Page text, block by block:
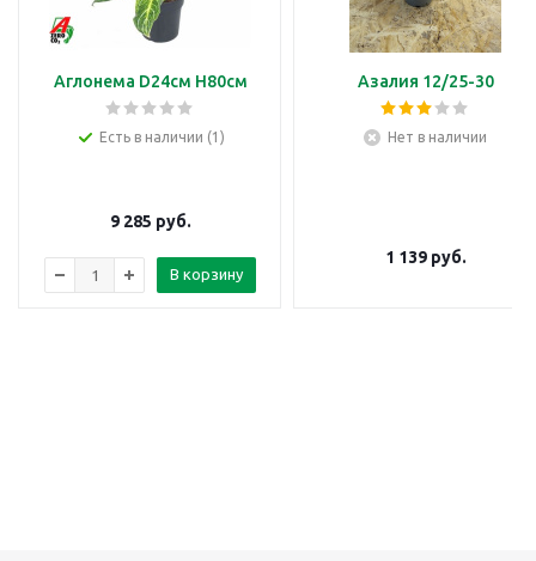
Аглонема D24см H80см
Есть в наличии (1)
9 285 руб.
В корзину
Азалия 12/25-30
Нет в наличии
1 139руб.